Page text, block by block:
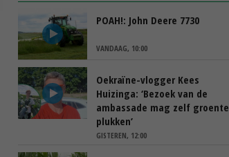
POAH!: John Deere 7730
VANDAAG, 10:00
Oekraïne-vlogger Kees
Huizinga: ‘Bezoek van de
ambassade mag zelf groente
plukken’
GISTEREN, 12:00